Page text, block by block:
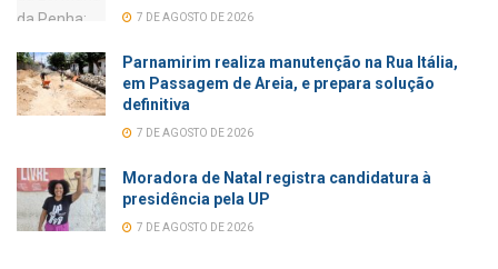
7 DE AGOSTO DE 2026
Parnamirim realiza manutenção na Rua Itália,
em Passagem de Areia, e prepara solução
definitiva
7 DE AGOSTO DE 2026
Moradora de Natal registra candidatura à
presidência pela UP
7 DE AGOSTO DE 2026